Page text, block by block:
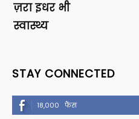
ज़रा इधर भी
स्वास्थ्य
STAY CONNECTED
18,000 फैंस